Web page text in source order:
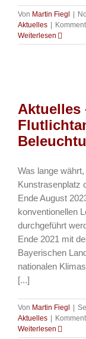
Von Martin Fiegl
Aktuelles
Weiterlesen
Aktuelles
Was lange
Kunstrasenplatz
Ende August
konventionellen
durchgeführt
Ende 2021 mit
Bayerischen
nationalen
[...]
Von Martin Fiegl
Aktuelles
Weiterlesen